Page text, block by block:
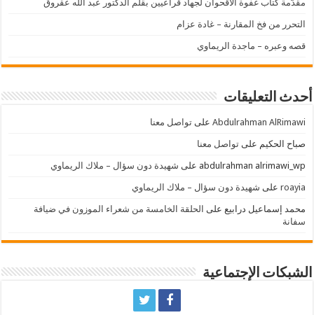
مقدّمة كتاب غفوة الاقحوان لجهاد قراعيين بقلم الدكتور عبد الله عقروق
التحرر من فخ المقارنة – غادة عزام
قصه وعبره – ماجدة الريماوي
أحدث التعليقات
Abdulrahman AlRimawi علىتواصل معنا
صباح الحكيم علىتواصل معنا
abdulrahman alrimawi_wp على شهيدة دون سؤال – ملاك الريماوي
roayia على شهيدة دون سؤال – ملاك الريماوي
محمد إسماعيل درابيع على الحلقة الخامسة من شعراء الموزون في ضيافة
سفانة
الشبكات الإجتماعية